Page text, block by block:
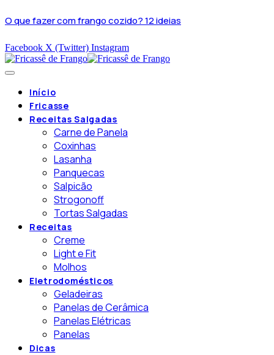
O que fazer com frango cozido? 12 ideias
Facebook X (Twitter) Instagram
Início
Fricasse
Receitas Salgadas
Carne de Panela
Coxinhas
Lasanha
Panquecas
Salpicão
Strogonoff
Tortas Salgadas
Receitas
Creme
Light e Fit
Molhos
Eletrodomésticos
Geladeiras
Panelas de Cerâmica
Panelas Elétricas
Panelas
Dicas